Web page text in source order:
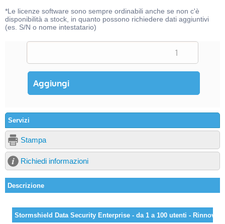
*Le licenze software sono sempre ordinabili anche se non c'è
disponibilità a stock, in quanto possono richiedere dati aggiuntivi
(es. S/N o nome intestatario)
Servizi
Stampa
Richiedi informazioni
Descrizione
Stormshield Data Security Enterprise - da 1 a 100 utenti - Rinnovo